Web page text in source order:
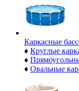
Каркасные
♦ Круглые
♦
♦ Овальные